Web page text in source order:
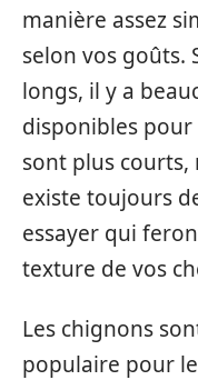
manière assez
selon vos goûts.
longs, il y a
disponibles pour
sont plus courts,
existe toujours
essayer qui
texture de vos
Les chignons
populaire pour